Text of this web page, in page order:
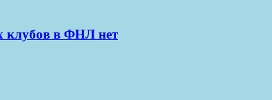
клубов в ФНЛ нет